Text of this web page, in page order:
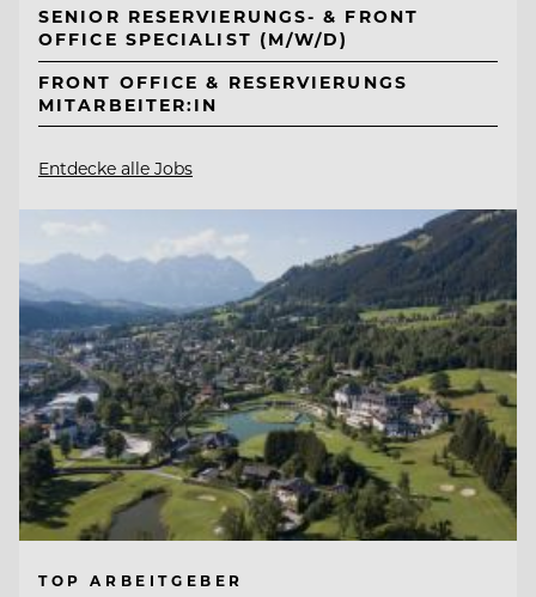
SENIOR RESERVIERUNGS- & FRONT
OFFICE SPECIALIST (M/W/D)
FRONT OFFICE & RESERVIERUNGS
MITARBEITER:IN
Entdecke alle Jobs
TOP ARBEITGEBER